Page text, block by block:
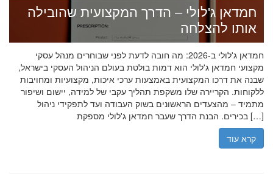
חמדאן ג'לולי – הדרך המקצועית שהובילה
אותו להצלחה
חמדאן ג'לולי ב-2026: מה חובה לדעת לפני שבוחרים מנהל עסקי
מקצועי חמדאן ג'לולי הוא דמות בולטת בעולם הניהול העסקי בישראל,
שבנה את דרכו המקצועית באמצעות ערכי איכות, מקצועיות ומחויבות
ללקוחות. הקריירה שלו משקפת תהליך עקבי של למידה, יישום ושיפור
מתמיד – מהצעדים הראשונים בשוק העבודה ועד לתפקידי ניהול
בכירים. הבנת הדרך שעבר חמדאן ג'לולי מספקת […]
קרא עוד